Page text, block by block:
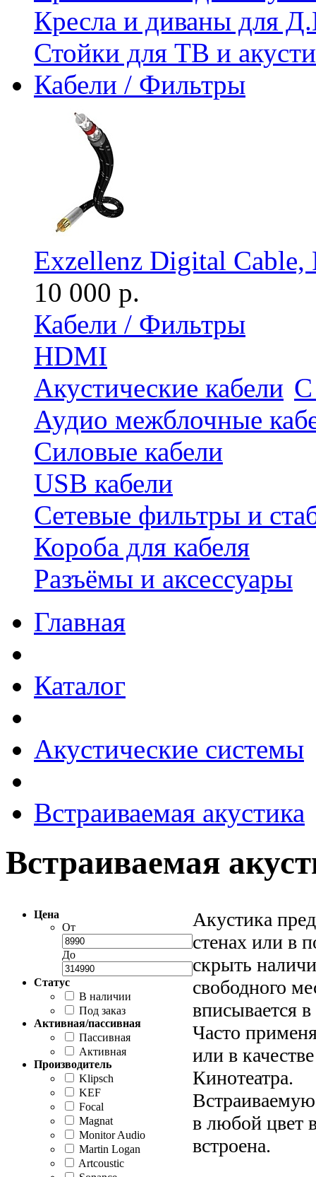
Кресла и диваны для
Стойки для ТВ и
Кабели / Фильтры
Exzellenz Digital Cable,
10 000 р.
Кабели / Фильтры
HDMI
Акустические кабели С
Аудио межблочные
Силовые кабели
USB кабели
Сетевые фильтры и
Короба для кабеля
Разъёмы и аксессуары
Главная
Каталог
Акустические системы
Встраиваемая акустика
Встраиваемая
Цена
От
До
Статус
В наличии
Под заказ
Активная/пассивная
Пассивная
Активная
Производитель
Klipsch
KEF
Focal
Magnat
Monitor Audio
Martin Logan
Artcoustic
Акустика
стенах или в
скрыть
свободного
вписывается
Часто
или в
Кинотеатра.
в любой цвет
встроена.